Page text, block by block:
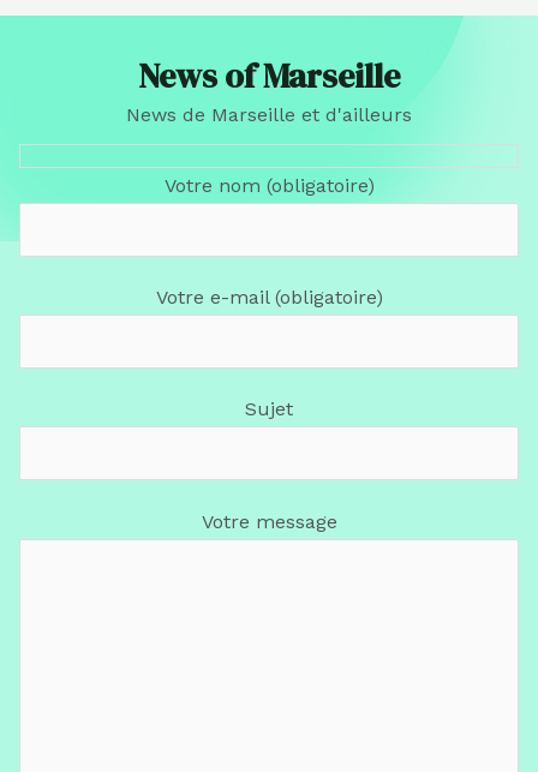
News of Marseille
News de Marseille et d'ailleurs
Votre nom (obligatoire)
Votre e-mail (obligatoire)
Sujet
Votre message